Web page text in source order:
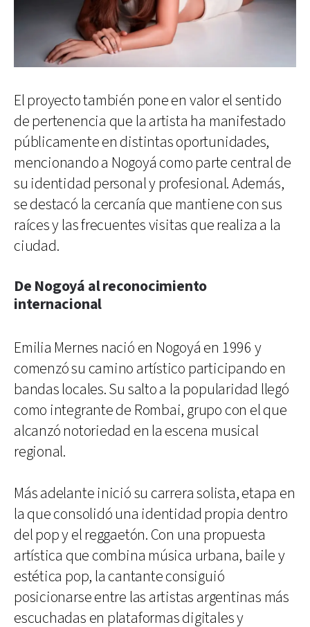
El proyecto también pone en valor el sentido
de pertenencia que la artista ha manifestado
públicamente en distintas oportunidades,
mencionando a Nogoyá como parte central de
su identidad personal y profesional. Además,
se destacó la cercanía que mantiene con sus
raíces y las frecuentes visitas que realiza a la
ciudad.
De Nogoyá al reconocimiento
internacional
Emilia Mernes nació en Nogoyá en 1996 y
comenzó su camino artístico participando en
bandas locales. Su salto a la popularidad llegó
como integrante de Rombai, grupo con el que
alcanzó notoriedad en la escena musical
regional.
Más adelante inició su carrera solista, etapa en
la que consolidó una identidad propia dentro
del pop y el reggaetón. Con una propuesta
artística que combina música urbana, baile y
estética pop, la cantante consiguió
posicionarse entre las artistas argentinas más
escuchadas en plataformas digitales y